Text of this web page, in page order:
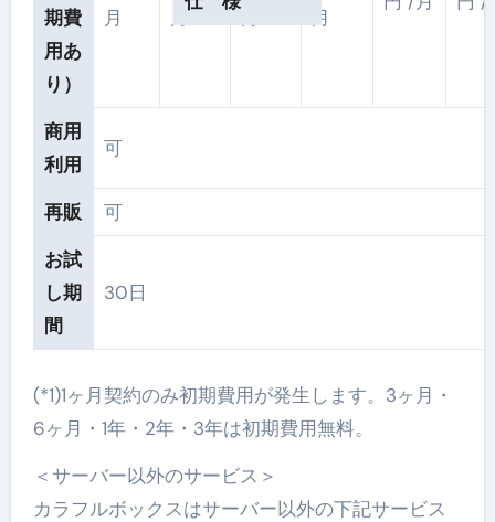
期費
用あ
り）
月 月 月
商用
利用
可
再販
可
お試
し期
間
30日
(*1)1ヶ月契約のみ初期費用が発生します。3ヶ月・
6ヶ月・1年・2年・3年は初期費用無料。
＜サーバー以外のサービス＞
カラフルボックスはサーバー以外の下記サービス